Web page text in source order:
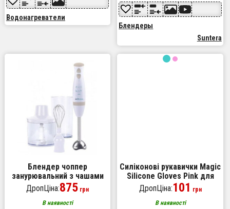
Водонагреватели
Блендеры
Suntera
Блендер чоппер
занурювальний з чашами
Sea Breeze SB-093, міксер
блендер ручний, потужний
блендер
ДропЦіна:875 грн
В наявності
Силіконові рукавички Magic
Silicone Gloves Pink для
прибирання чистки миття
посуду для будинку. Колір:
бірюзовий
ДропЦіна:101 грн
В наявності